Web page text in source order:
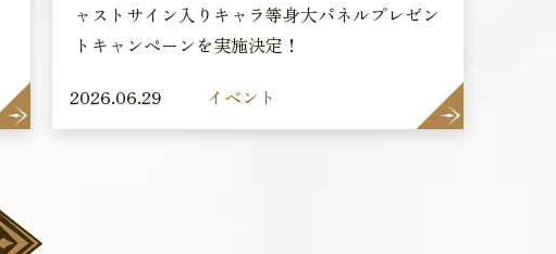
ャストサイン入りキャラ等身大パネルプレゼン
トキャンペーンを実施決定！
2026.06.29
イベント